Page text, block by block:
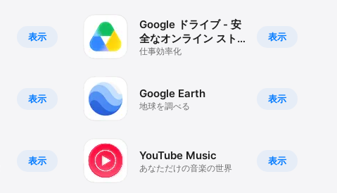
表示
表示
表示
表示
Google ドライブ - 安
全なオンライン スト
レージ
仕事効率化
表示
Google Earth
地球を調べる
表示
YouTube Music
あなただけの音楽の世界